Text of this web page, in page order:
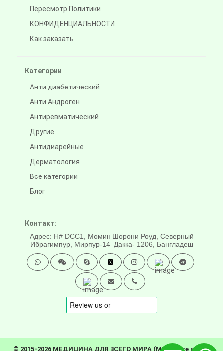
Пересмотр Политики
КОНФИДЕНЦИАЛЬНОСТИ
Как заказать
Категории
Анти диабетический
Анти Андроген
Антиревматический
Другие
Антидиарейные
Дерматология
Все категории
Блог
Контакт:
Адрес: H# DCC1, Момин Шорони Роуд, Северный
Ибрагимпур, Мирпур-14, Дакка- 1206, Бангладеш
© 2015-2026 МЕДИЦИНА ДЛЯ ВСЕГО МИРА (MFW). Все права